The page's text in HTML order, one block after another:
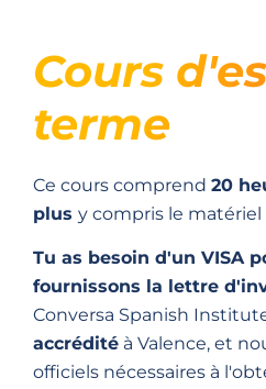
Cours
terme
Ce cours comprend 20
plus y compris le
Tu as besoin d'un VISA
fournissons la lettre
Conversa Spanish
accrédité à Valence, et
officiels nécessaires à